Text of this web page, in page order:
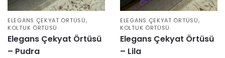
ELEGANS ÇEKYAT ÖRTÜSÜ,
KOLTUK ÖRTÜSÜ
Elegans Çekyat Örtüsü
– Pudra
ELEGANS ÇEKYAT ÖRTÜSÜ,
KOLTUK ÖRTÜSÜ
Elegans Çekyat Örtüsü
– Lila